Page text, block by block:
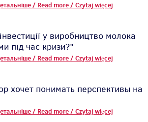
/ Read more / Czytaj więcej
у виробництво молока
під час кризи?"
/ Read more / Czytaj więcej
хочет понимать перспективы на
/ Read more / Czytaj więcej